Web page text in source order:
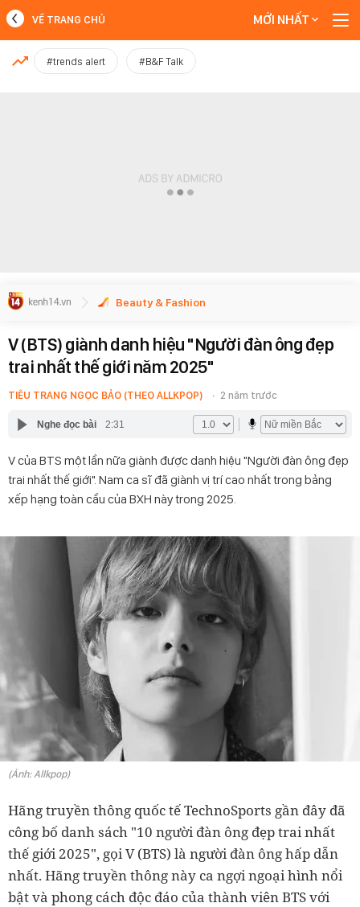
MỚI NHẤT
VỀ TRANG CHỦ MỚI NHẤT
#trends alert #B&F Talk
Beauty & Fashion
V (BTS) giành danh hiệu "Người đàn ông đẹp
trai nhất thế giới năm 2025"
TIÊU TRANG NGỌC BẢO (THEO ALLKPOP) 2 năm trước
Nghe đọc bài 2:31
V của BTS một lần nữa giành được danh hiệu "Người đàn ông đẹp
trai nhất thế giới". Nam ca sĩ đã giành vị trí cao nhất trong bảng
xếp hạng toàn cầu của BXH này trong 2025.
(Ảnh: Allkpop)
Hãng truyền thông quốc tế TechnoSports gần đây đã
công bố danh sách "10 người đàn ông đẹp trai nhất
thế giới 2025", gọi V (BTS) là người đàn ông hấp dẫn
nhất. Hãng truyền thông này ca ngợi ngoại hình nổi
bật và phong cách độc đáo của thành viên BTS với